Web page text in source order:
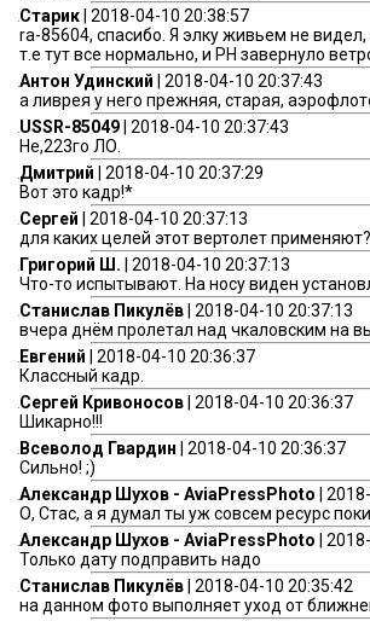
Старик | 2018-04-10 20:38:57
ra-85604, спасибо. Я элку живьем не
т.е тут все нормально, и РН завернуло
Антон Удинский | 2018-04-10 20:37:43
а ливрея у него прежняя, старая,
USSR-85049 | 2018-04-10 20:37:43
Не,223го ЛО.
Дмитрий | 2018-04-10 20:37:29
Вот это кадр!*
Сергей | 2018-04-10 20:37:13
для каких целей этот вертолет
Григорий Ш. | 2018-04-10 20:37:13
Что-то испытывают. На носу виден
Станислав Пикулёв | 2018-04-10 20:37:13
вчера днём пролетал над чкаловским на
Евгений | 2018-04-10 20:36:37
Классный кадр.
Сергей Кривоносов | 2018-04-10 20:36:37
Шикарно!!!
Всеволод Гвардин | 2018-04-10 20:36:37
Сильно! ;)
Александр Шухов - AviaPressPhoto |
О, Стас, а я думал ты уж совсем ресурс
Александр Шухов - AviaPressPhoto |
Только дату подправить надо
Станислав Пикулёв | 2018-04-10 20:35:42
на данном фото выполняет уход от